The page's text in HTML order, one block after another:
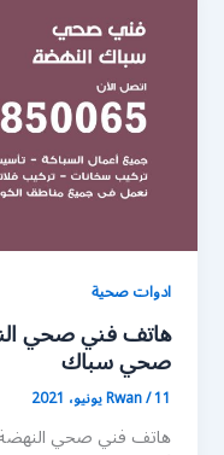
ادوات صحية
صحي سباك
Rwan/11 يونيو، 2021
هاتف فني صحي